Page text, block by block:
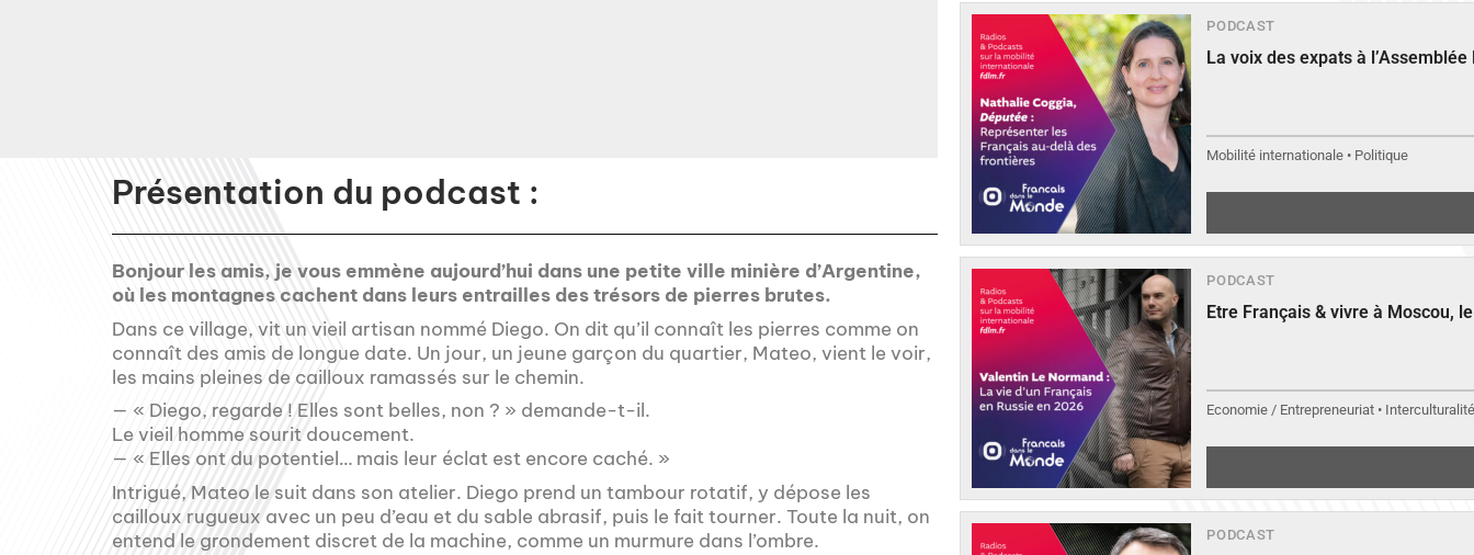
Présentation du podcast :
Bonjour les amis, je vous emmène aujourd’hui dans une petite ville minière d’Argentine,
où les montagnes cachent dans leurs entrailles des trésors de pierres brutes.
Dans ce village, vit un vieil artisan nommé Diego. On dit qu’il connaît les pierres comme on
connaît des amis de longue date. Un jour, un jeune garçon du quartier, Mateo, vient le voir,
les mains pleines de cailloux ramassés sur le chemin.
— « Diego, regarde ! Elles sont belles, non ? » demande-t-il.
Le vieil homme sourit doucement.
— « Elles ont du potentiel… mais leur éclat est encore caché. »
Intrigué, Mateo le suit dans son atelier. Diego prend un tambour rotatif, y dépose les
cailloux rugueux avec un peu d’eau et du sable abrasif, puis le fait tourner. Toute la nuit, on
entend le grondement discret de la machine, comme un murmure dans l’ombre.
PODCAST
La voix des expats à
Mobilité internationale • Politique
PODCAST
Etre Français & vivre à Moscou,
Economie / Entrepreneuriat •
PODCAST